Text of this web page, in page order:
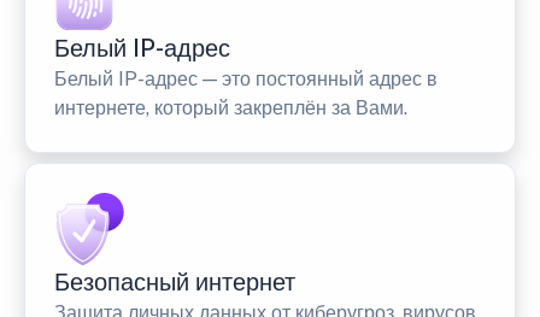
Белый IP-адрес
Белый IP-адрес — это постоянный адрес в
интернете, который закреплён за Вами.
Безопасный интернет